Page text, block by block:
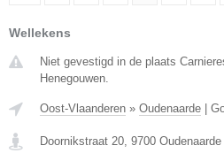
Wellekens
Niet gevestigd in de plaats
Henegouwen.
Oost-Vlaanderen » Oudenaarde
Doornikstraat 20, 9700 Oudenaarde